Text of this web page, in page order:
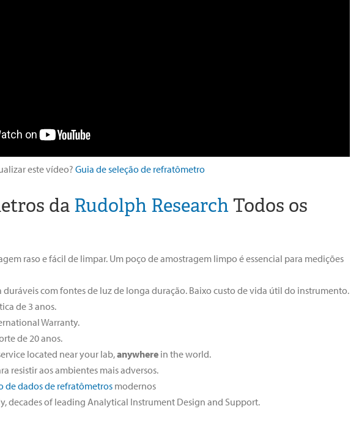
este vídeo? Guia de seleção de refratômetro
da Rudolph Research Todos os
raso e fácil de limpar. Um poço de amostragem limpo é essencial para medições
duráveis com fontes de luz de longa duração. Baixo custo de vida útil do instrumento.
de 3 anos.
Warranty.
de 20 anos.
located near your lab,anywhere in the world.
resistir aos ambientes mais adversos.
de dados de refratômetros modernos
decades of leading Analytical Instrument Design and Support.